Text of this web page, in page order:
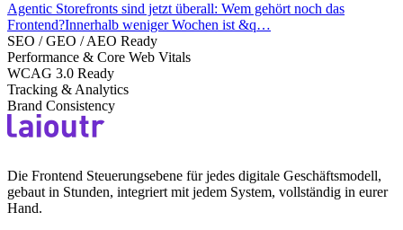
Agentic Storefronts sind jetzt überall: Wem gehört noch das
Frontend?Innerhalb weniger Wochen ist &q…
SEO / GEO / AEO Ready
Performance & Core Web Vitals
WCAG 3.0 Ready
Tracking & Analytics
Brand Consistency
Die Frontend Steuerungsebene für jedes digitale Geschäftsmodell,
gebaut in Stunden, integriert mit jedem System, vollständig in eurer
Hand.